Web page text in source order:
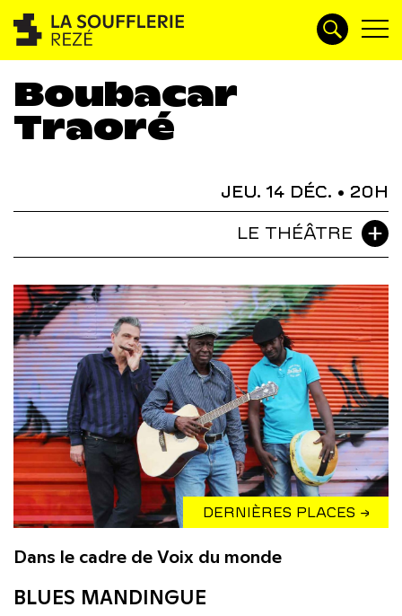
Boubacar
Traoré
JEU. 14 DÉC. • 20H
LE THÉÂTRE
DERNIÈRES PLACES →
Dans le cadre de Voix du monde
BLUES MANDINGUE